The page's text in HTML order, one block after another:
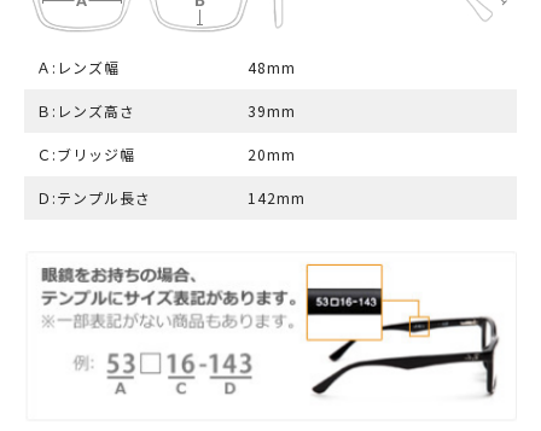
Ａ:レンズ幅 48mm
Ｂ:レンズ高さ 39mm
Ｃ:ブリッジ幅 20mm
Ｄ:テンプル長さ 142mm